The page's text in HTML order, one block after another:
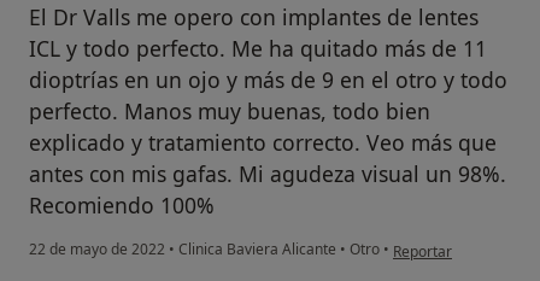
El Dr Valls me opero con implantes de lentes
ICL y todo perfecto. Me ha quitado más de 11
dioptrías en un ojo y más de 9 en el otro y todo
perfecto. Manos muy buenas, todo bien
explicado y tratamiento correcto. Veo más que
antes con mis gafas. Mi agudeza visual un 98%.
Recomiendo 100%
22 de mayo de 2022 • Clinica Baviera Alicante • Otro • en opinión del usuario
Reportar